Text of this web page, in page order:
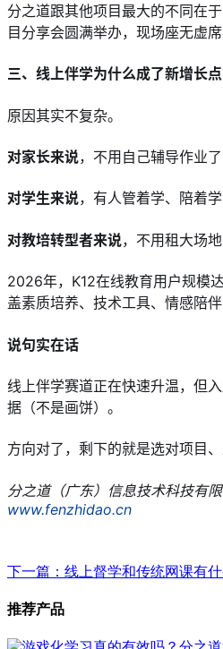
分之道跟其他项目最大的不同在
目分享会圆满举办，现场座无虚席
三、线上伴学为什么成了新增长点
原因其实不复杂。
对家长来说，不用自己辅导作业
对学生来说，有人管着学、陪着
对教培转型者来说，不用租大场
2026年，K12在线教育用户规模
盖素质培养、技术工具、情感陪
说句实在话
线上伴学赛道正在快速升温，但
据（不是画饼）。
方向对了，剩下的就是选对项目、
分之道（广东）信息技术科技有
www.fenzhidao.cn
下一篇：线上督学和传统网课有
推荐产品